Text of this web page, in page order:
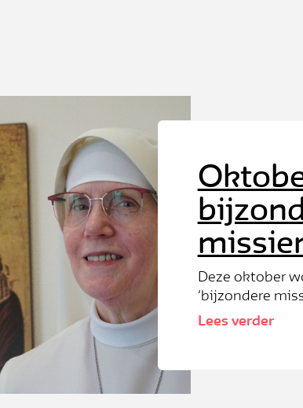
Deze oktober
‘bijzondere
maken we een
Lees verder